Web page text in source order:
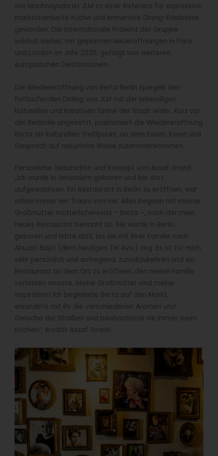
wie Machneyuda ist JLM zu einer Referenz für expressive,
marktorientierte Küche und immersive Dining-Erlebnisse
geworden. Die internationale Präsenz der Gruppe
wächst weiter, mit geplanten Neueröffnungen in Paris
und London im Jahr 2026, gefolgt von weiteren
europäischen Destinationen.
Die Wiedereröffnung von Berta Berlin spiegelt den
fortlaufenden Dialog von JLM mit der lebendigen
kulturellen und kreativen Szene der Stadt wider. Kurz vor
der Berlinale angesetzt, positioniert die Wiedereröffnung
Berta als kulturellen Treffpunkt, an dem Essen, Kunst und
Gespräch auf natürliche Weise zusammenkommen.
Persönliche Geschichte und Konzept von Assaf Granit
„Ich wurde in Jerusalem geboren und bin dort
aufgewachsen. Ein Restaurant in Berlin zu eröffnen, war
schon immer ein Traum von mir. Alles begann mit meiner
Großmutter mütterlicherseits – Berta –, nach der mein
neues Restaurant benannt ist. Sie wurde in Berlin
geboren und lebte dort, bis sie mit ihrer Familie nach
Ahuzat Bayit (dem heutigen Tel Aviv) zog. Es ist für mich
sehr persönlich und aufregend, zurückzukehren und ein
Restaurant an dem Ort zu eröffnen, den meine Familie
verlassen musste. Meine Großmütter sind meine
Inspiration! Ich begleitete Berta auf den Markt,
erkundete mit ihr die verschiedenen Aromen und
Gerüche der Straßen und beobachtete sie immer beim
Kochen“, erzählt Assaf Granit.